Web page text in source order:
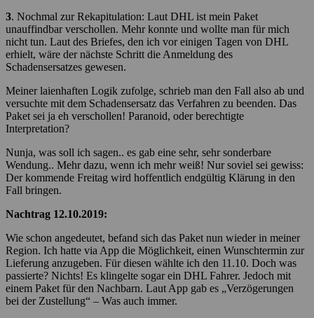
3. Nochmal zur Rekapitulation: Laut DHL ist mein Paket
unauffindbar verschollen. Mehr konnte und wollte man für mich
nicht tun. Laut des Briefes, den ich vor einigen Tagen von DHL
erhielt, wäre der nächste Schritt die Anmeldung des
Schadensersatzes gewesen.
Meiner laienhaften Logik zufolge, schrieb man den Fall also ab und
versuchte mit dem Schadensersatz das Verfahren zu beenden. Das
Paket sei ja eh verschollen! Paranoid, oder berechtigte
Interpretation?
Nunja, was soll ich sagen.. es gab eine sehr, sehr sonderbare
Wendung.. Mehr dazu, wenn ich mehr weiß! Nur soviel sei gewiss:
Der kommende Freitag wird hoffentlich endgültig Klärung in den
Fall bringen.
Nachtrag 12.10.2019:
Wie schon angedeutet, befand sich das Paket nun wieder in meiner
Region. Ich hatte via App die Möglichkeit, einen Wunschtermin zur
Lieferung anzugeben. Für diesen wählte ich den 11.10. Doch was
passierte? Nichts! Es klingelte sogar ein DHL Fahrer. Jedoch mit
einem Paket für den Nachbarn. Laut App gab es „Verzögerungen
bei der Zustellung“ – Was auch immer.